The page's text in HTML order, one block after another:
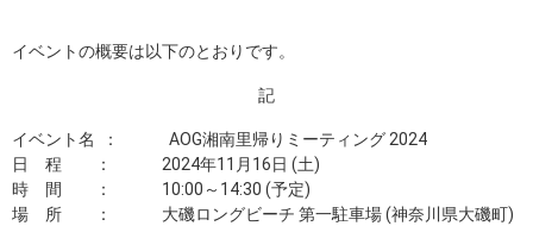
イベントの概要は以下のとおりです。
記
イベント名 ： AOG湘南里帰りミーティング 2024
日 程 ： 2024年11月16日 (土)
時 間 ： 10:00～14:30 (予定)
場 所 ： 大磯ロングビーチ 第一駐車場 (神奈川県大磯町)